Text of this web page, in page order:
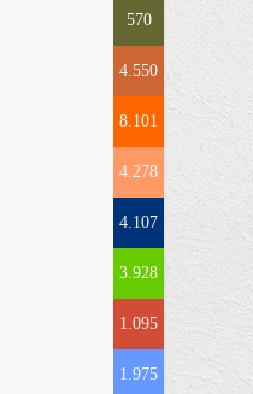
570
4.550
8.101
4.278
4.107
3.928
1.095
1.975